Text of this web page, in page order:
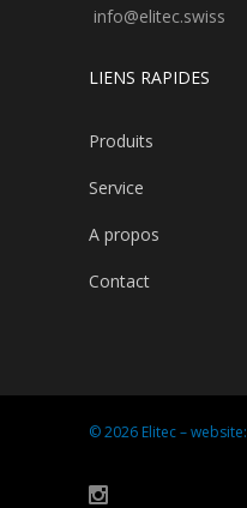
info@elitec.swiss
LIENS RAPIDES
Produits
Service
A propos
Contact
© 2026 Elitec – website: